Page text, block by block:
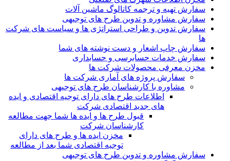
سفارش تهیه و ترجمه کاتالوگ ماشین آلات
سفارش مشاوره و تدوین طرح های توجیهی
سفارش تدوین و طراحی استراتژی ها و سیاست های شرکت
ها
سفارش چاپ اشعار و دست نوشته های شما
سفارش خدمات حسابرسی و حسابداری
مخزن معرفی محصولات شرکت ها
سفارش پروژه های آماری شرکت ها
مشاوره با کارشناسان طرح های توجیهی
اطلاعات طرح های دارای توجیه اقتصادی و ایده
های جدید اقتصادی شرکت
قبول طرح ها و ایده ها شما جهت مطالعه
کارشناسان شرکت
مخزن ایده ها و طرح های دارای
توجیه اقتصادی شما بعد از مطالعه
سفارش مشاوره و تدوین طرح های توجیهی